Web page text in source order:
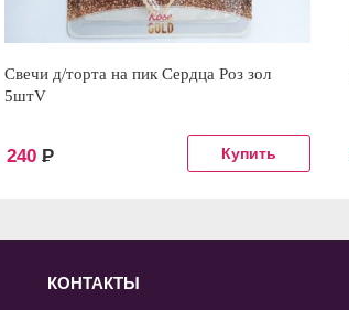
Свечи д/торта на пик Сердца Роз зол
5штV
240 Р
КОНТАКТЫ